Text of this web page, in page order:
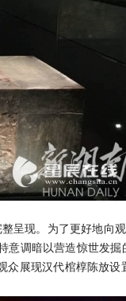
现。为了更好地向观
意调暗以营造惊世发掘
众展现汉代棺椁陈放设